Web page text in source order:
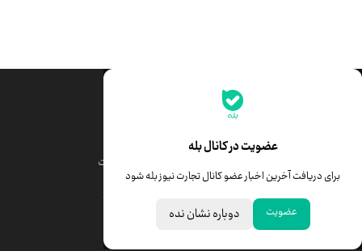
عضویت در کانال بله
برای دریافت آخرین اخبار عضو کانال تجارت نیوز بله شود
عضویت دوباره نشان نده
جدیدترین قیمت‌ها
قیمت درهم امارات
خبرهای مهم